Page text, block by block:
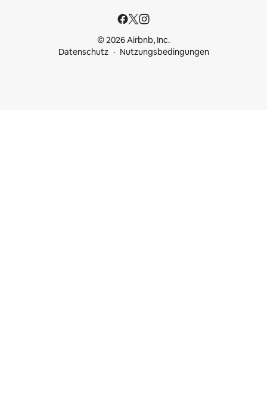
© 2026 Airbnb, Inc.
Datenschutz
Nutzungsbedingungen